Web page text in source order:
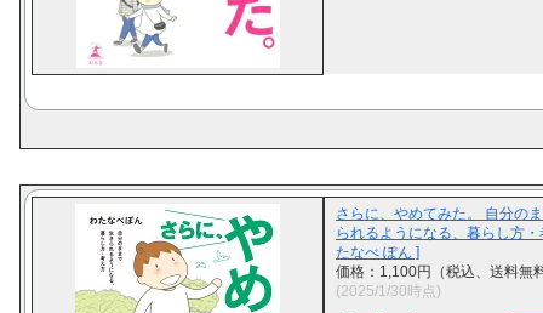
さらに、やめてみた。 自分の
られるようになる、暮らし方・
たなべ ぽん ]
価格：1,100円（税込、送料無
(2025/1/30時点)